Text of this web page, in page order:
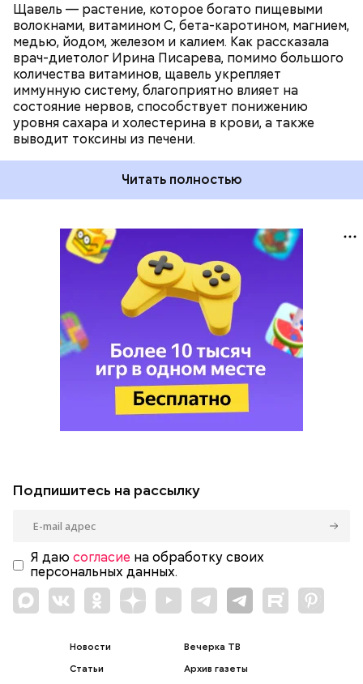
Щавель — растение, которое богато пищевыми
волокнами, витамином С, бета-каротином, магнием,
медью, йодом, железом и калием. Как рассказала
врач-диетолог Ирина Писарева, помимо большого
количества витаминов, щавель укрепляет
иммунную систему, благоприятно влияет на
состояние нервов, способствует понижению
уровня сахара и холестерина в крови, а также
выводит токсины из печени.
Читать полностью
Подпишитесь на рассылку
Я даю согласие на обработку своих
персональных данных.
Новости
Статьи
Вечерка ТВ
Архив газеты